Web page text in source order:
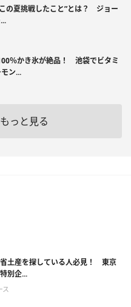
の夏挑戦したこと”とは？ ジョー
％かき氷が絶品！ 池袋でビタミ
ン...
っと見る
省土産を探している人必見！ 東京
別企...
ス